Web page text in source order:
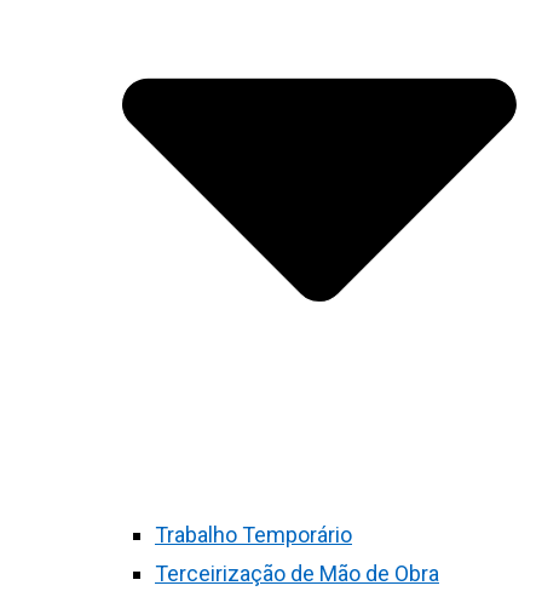
Trabalho Temporário
Terceirização de Mão de Obra